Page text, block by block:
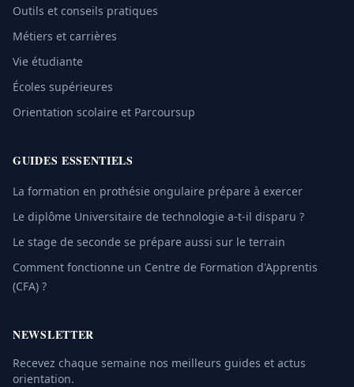
Outils et conseils pratiques
Métiers et carrières
Vie étudiante
Écoles supérieures
Orientation scolaire et Parcoursup
GUIDES ESSENTIELS
La formation en prothésie ongulaire prépare à exercer
Le diplôme Universitaire de technologie a-t-il disparu ?
Le stage de seconde se prépare aussi sur le terrain
Comment fonctionne un Centre de Formation d'Apprentis
(CFA) ?
NEWSLETTER
Recevez chaque semaine nos meilleurs guides et actus
orientation.